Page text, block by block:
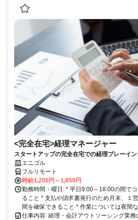
<完全在宅>経理マネージャー
スタートアップの完全在宅での経理プレーイ
エニゴル
フルリモート
時給1,200円～1,850円
勤務時間・曜日: * 平日9:00～18:00の間で
ること * 支払や請求書発行のため月末、１
間を確保できること * 作業については夜間
仕事内容: 経理・会計アウトソーシング業務